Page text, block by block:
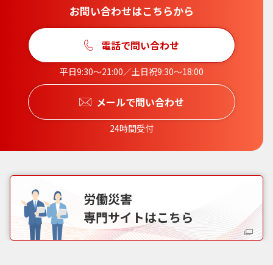
お問い合わせはこちらから
電話で問い合わせ
平日9:30〜21:00／土日祝9:30〜18:00
メールで問い合わせ
24時間受付
労働災害
専門サイトはこちら